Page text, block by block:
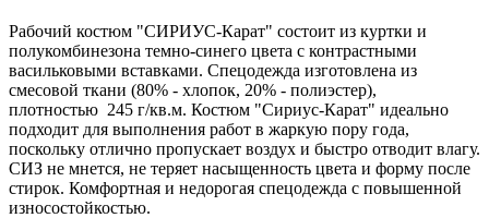
Рабочий костюм "СИРИУС-Карат" состоит из куртки и
полукомбинезона темно-синего цвета с контрастными
васильковыми вставками. Спецодежда изготовлена из
смесовой ткани (80% - хлопок, 20% - полиэстер),
плотностью 245 г/кв.м. Костюм "Сириус-Карат" идеально
подходит для выполнения работ в жаркую пору года,
поскольку отлично пропускает воздух и быстро отводит влагу.
СИЗ не мнется, не теряет насыщенность цвета и форму после
стирок. Комфортная и недорогая спецодежда с повышенной
износостойкостью.